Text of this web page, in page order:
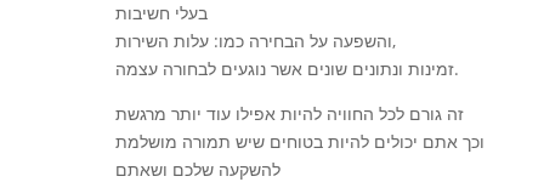
בעלי חשיבות
והשפעה על הבחירה כמו: עלות השירות,
זמינות ונתונים שונים אשר נוגעים לבחורה עצמה.
זה גורם לכל החוויה להיות אפילו עוד יותר מרגשת
וכך אתם יכולים להיות בטוחים שיש תמורה מושלמת
להשקעה שלכם ושאתם